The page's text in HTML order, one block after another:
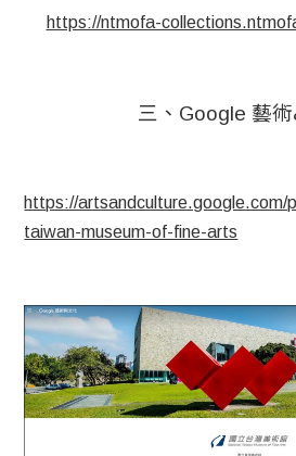
https://ntmofa-
三、Google 藝
https://artsandculture.google.com/
taiwan-museum-of-fine-arts